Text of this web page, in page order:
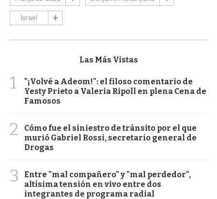
Israel
Las Más Vistas
1
"¡Volvé a Adeom!": el filoso comentario de
Yesty Prieto a Valeria Ripoll en plena Cena de
Famosos
2
Cómo fue el siniestro de tránsito por el que
murió Gabriel Rossi, secretario general de
Drogas
3
Entre "mal compañero" y "mal perdedor",
altísima tensión en vivo entre dos
integrantes de programa radial